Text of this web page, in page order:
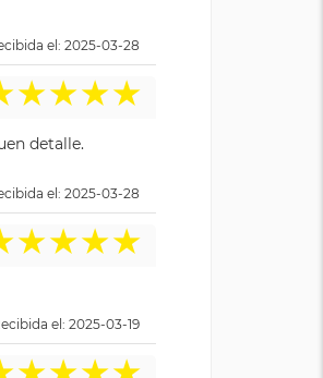
el: 2025-03-28
★★★★
detalle.
el: 2025-03-28
★★★★
el: 2025-03-19